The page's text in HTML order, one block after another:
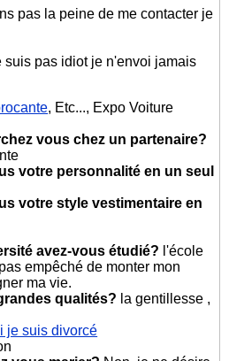
pas la peine de me contacter je
suis pas idiot je n'envoi jamais
, Etc..., Expo Voiture
vous chez un partenaire?
votre personnalité en un seul
votre style vestimentaire en
avez-vous étudié? l'école
empêché de monter mon
ma vie.
qualités? la gentillesse ,
je suis divorcé